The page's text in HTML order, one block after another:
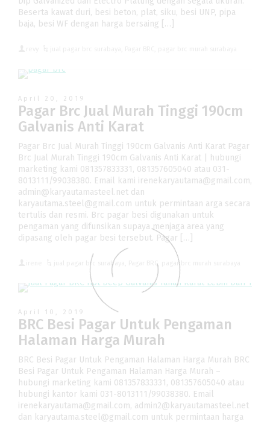
Beserta kawat duri, besi beton, plat, siku, besi UNP, pipa
baja, besi WF dengan harga bersaing […]
April 20, 2019
Pagar Brc Jual Murah Tinggi 190cm
Galvanis Anti Karat
Pagar Brc Jual Murah Tinggi 190cm Galvanis Anti Karat Pagar
Brc Jual Murah Tinggi 190cm Galvanis Anti Karat | hubungi
marketing kami 081357833331, 081357605040 atau 031-
8013111/99038380. Email kami irenekaryautama@gmail.com,
admin@karyautamasteel.net dan
karyautama.steel@gmail.com untuk permintaan arga secara
tertulis dan resmi. Brc pagar besi digunakan untuk
pengaman yang difunsikan supaya menjaga area yang
dipasang oleh pagar besi tersebut. Pagar […]
jual pagar brc surabaya Pagar BRC pagar brc murah surabaya
April 10, 2019
BRC Besi Pagar Untuk Pengaman
Halaman Harga Murah
BRC Besi Pagar Untuk Pengaman Halaman Harga Murah BRC
Besi Pagar Untuk Pengaman Halaman Harga Murah –
hubungi marketing kami 081357833331, 081357605040 atau
hubungi kantor kami 031-8013111/99038380. Email
irenekaryautama@gmail.com, admin2@karyautamasteel.net
dan karyautama.steel@gmail.com untuk permintaan harga